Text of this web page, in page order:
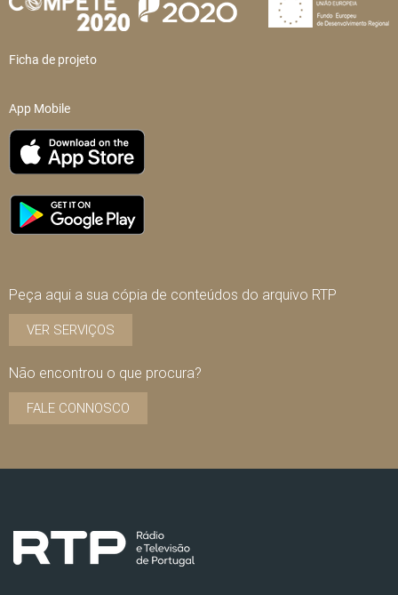
Ficha de projeto
App Mobile
Peça aqui a sua cópia de conteúdos do arquivo RTP
VER SERVIÇOS
Não encontrou o que procura?
FALE CONNOSCO